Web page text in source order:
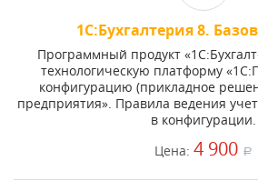
1С:Бухгалтерия 8.
Программный продукт
технологическую платформу
конфигурацию (прикладное
предприятия». Правила ведения
в конфигурации.
Цена: 4 900 a